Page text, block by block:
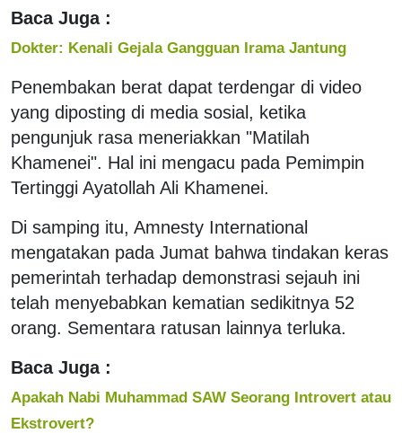
Baca Juga :
Dokter: Kenali Gejala Gangguan Irama Jantung
Penembakan berat dapat terdengar di video
yang diposting di media sosial, ketika
pengunjuk rasa meneriakkan "Matilah
Khamenei". Hal ini mengacu pada Pemimpin
Tertinggi Ayatollah Ali Khamenei.
Di samping itu, Amnesty International
mengatakan pada Jumat bahwa tindakan keras
pemerintah terhadap demonstrasi sejauh ini
telah menyebabkan kematian sedikitnya 52
orang. Sementara ratusan lainnya terluka.
Baca Juga :
Apakah Nabi Muhammad SAW Seorang Introvert atau
Ekstrovert?